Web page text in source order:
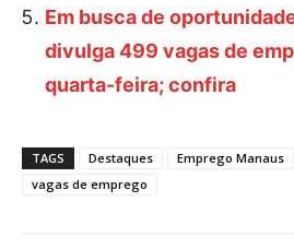
Em busca de
divulga 499 vagas de
quarta-feira; confira
TAGS Destaques Emprego Manaus
vagas de emprego